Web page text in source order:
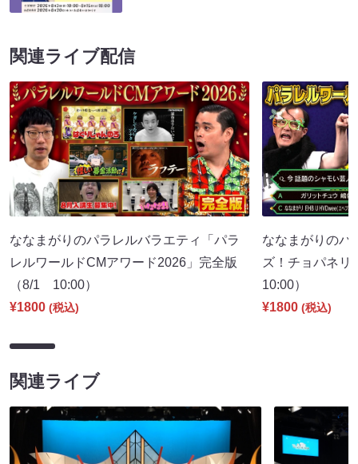
関連ライブ配信
ななまがりのパラレルバラエティ「パラ
レルワールドCMアワード2026」完全版
（8/1 10:00）
¥1800 (税込)
ななまがりのパ
ズ！チョパネ
10:00）
¥1800 (税込)
関連ライブ